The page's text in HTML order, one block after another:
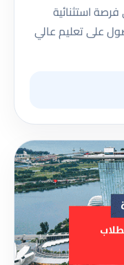
استثنائية
على تعليم عالي